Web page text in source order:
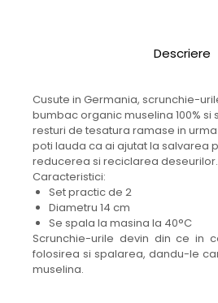
Descriere
Cusute in Germania, scrunchie-
bumbac organic muselina 100% si
resturi de tesatura ramase in
poti lauda ca ai ajutat la salvarea
reducerea si reciclarea deseurilor.
Caracteristici:
Set practic de 2
Diametru 14 cm
Se spala la masina la 40°C
Scrunchie-urile devin din ce in
folosirea si spalarea, dandu-le
muselina.